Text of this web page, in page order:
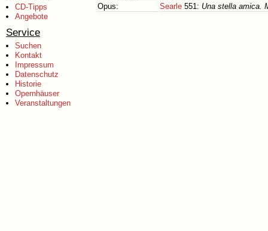
CD-Tipps
Angebote
Service
Suchen
Kontakt
Impressum
Datenschutz
Historie
Opernhäuser
Veranstaltungen
Opus:
Searle 551: Una stella amica.